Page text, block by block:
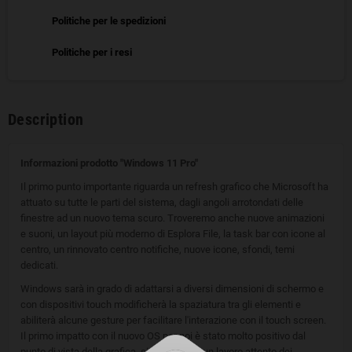
Politiche per le spedizioni
Politiche per i resi
Description
Informazioni prodotto "Windows 11 Pro"
Il primo punto importante riguarda un refresh grafico che Microsoft ha
attuato su tutte le parti del sistema, dagli angoli arrotondati delle
finestre ad un nuovo tema scuro. Troveremo anche nuove animazioni
e suoni, un layout più moderno di Esplora File, la task bar con icone al
centro, un rinnovato centro notifiche, nuove icone, sfondi, temi
dedicati.
Windows sarà in grado di adattarsi a diversi dimensioni di schermo e
con dispositivi touch modificherà la spaziatura tra gli elementi e
abiliterà alcune gesture per facilitare l'interazione con il touch screen.
Il primo impatto con il nuovo OS per noi è stato molto positivo dal